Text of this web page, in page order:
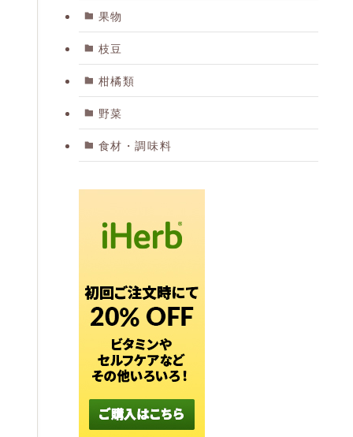
果物
枝豆
柑橘類
野菜
食材・調味料